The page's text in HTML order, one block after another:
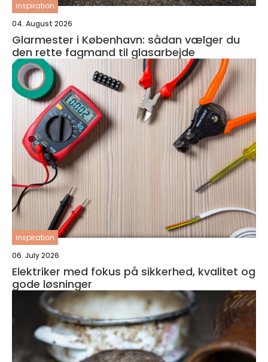
inspiration
04. August 2026
Glarmester i København: sådan vælger du
den rette fagmand til glasarbejde
inspiration
06. July 2026
Elektriker med fokus på sikkerhed, kvalitet og
gode løsninger